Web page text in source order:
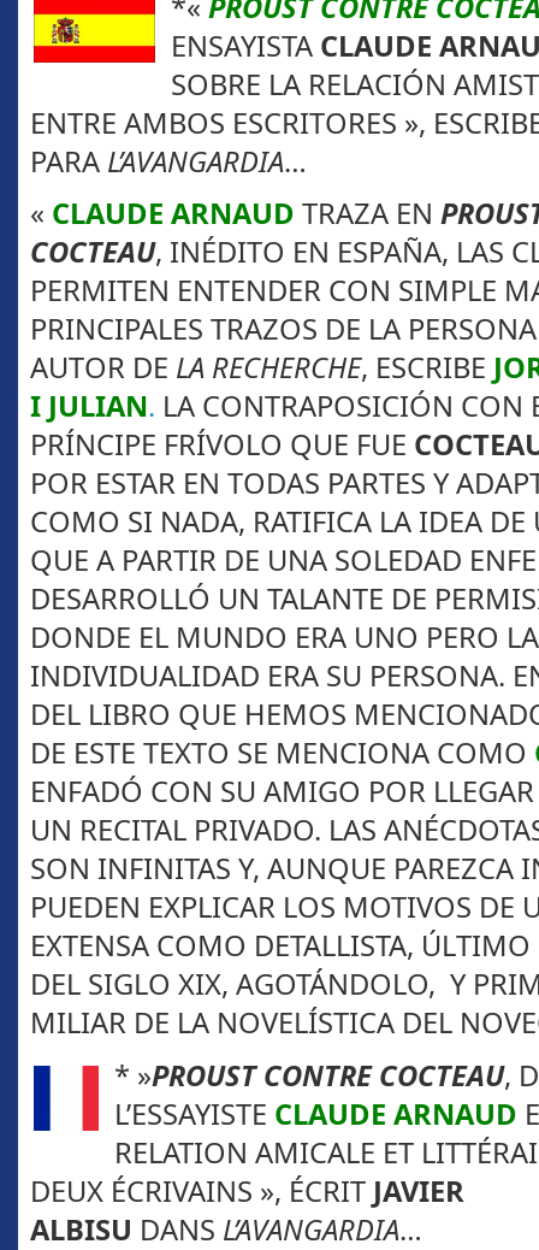
ENSAYISTA CLAUDE
SOBRE LA RELACIÓN
ENTRE AMBOS ESCRITORES »,
PARA L’AVANGARDIA…
« CLAUDE ARNAUD TRAZA EN
COCTEAU, INÉDITO EN ESPAÑA, LAS
PERMITEN ENTENDER CON SIMPLE
PRINCIPALES TRAZOS DE LA
AUTOR DE LA RECHERCHE, ESCRIBE
I JULIAN. LA CONTRAPOSICIÓN CON
PRÍNCIPE FRÍVOLO QUE FUE
POR ESTAR EN TODAS PARTES Y
COMO SI NADA, RATIFICA LA IDEA
QUE A PARTIR DE UNA SOLEDAD
DESARROLLÓ UN TALANTE DE
DONDE EL MUNDO ERA UNO PERO
INDIVIDUALIDAD ERA SU PERSONA.
DEL LIBRO QUE HEMOS
DE ESTE TEXTO SE MENCIONA COMO
ENFADÓ CON SU AMIGO POR
UN RECITAL PRIVADO. LAS
SON INFINITAS Y, AUNQUE PAREZCA
PUEDEN EXPLICAR LOS MOTIVOS DE
EXTENSA COMO DETALLISTA,
DEL SIGLO XIX, AGOTÁNDOLO, Y
MILIAR DE LA NOVELÍSTICA DEL
* »PROUST CONTRE COCTEAU,
L’ESSAYISTE CLAUDE ARNAUD
RELATION AMICALE ET
DEUX ÉCRIVAINS », ÉCRIT JAVIER
ALBISU DANS L’AVANGARDIA…